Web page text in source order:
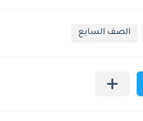
الصف السابع